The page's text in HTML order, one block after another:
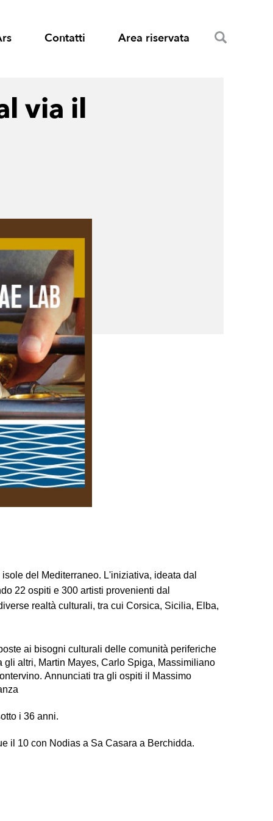
Contatti Area riservata
via il
del Mediterraneo. L'iniziativa, ideata dal
22 ospiti e 300 artisti provenienti dal
realtà culturali, tra cui Corsica, Sicilia, Elba,
ai bisogni culturali delle comunità periferiche
altri, Martin Mayes, Carlo Spiga, Massimiliano
Annunciati tra gli ospiti il Massimo
i 36 anni.
il 10 con Nodias a Sa Casara a Berchidda.